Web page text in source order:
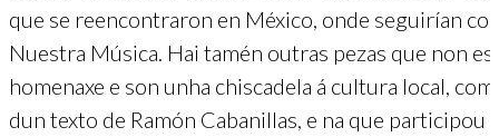
que se reencontraron en México, onde seguirían
Nuestra Música. Hai tamén outras pezas que non
homenaxe e son unha chiscadela á cultura local,
dun texto de Ramón Cabanillas, e na que